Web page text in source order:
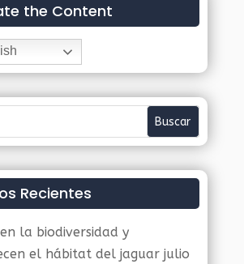
the Content
Recientes
la biodiversidad y
el hábitat del jaguar julio